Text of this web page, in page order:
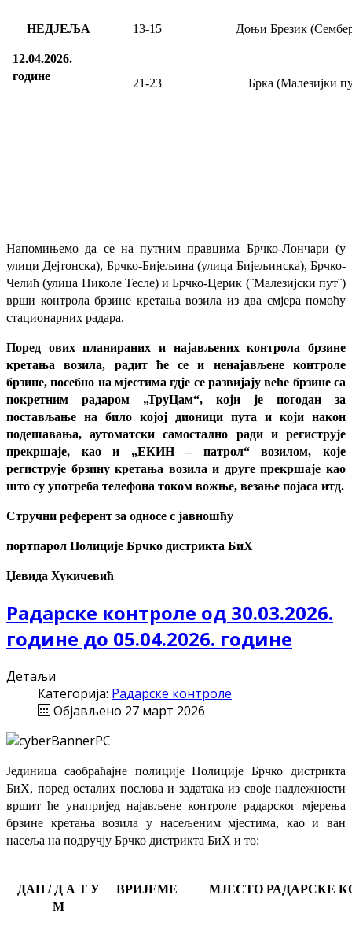
НЕДЈЕЉА
12.04.2026.
године
13-15 Доњи Брезик
21-23 Брка (Малезијки
Напомињемо да се на путним правцима Брчко-Лончари (у
улици Дејтонска), Брчко-Бијељина (улица Бијељинска), Брчко-
Челић (улица Николе Тесле) и Брчко-Церик (¨Малезијски пут¨)
врши контрола брзине кретања возила из два смјера помоћу
стационарних радара.
Поред ових планираних и најављених контрола брзине
кретања возила, радит ће се и ненајављене контроле
брзине, посебно на мјестима гдје се развијају веће брзине са
покретним радаром „ТруЦам“, који је погодан за
постављање на било којој дионици пута и који након
подешавања, аутоматски самостално ради и региструје
прекршаје, као и „ЕКИН – патрол“ возилом, које
региструје брзину кретања возила и друге прекршаје као
што су употреба телефона током вожње, везање појаса итд.
Стручни референт за односе с јавношћу
портпарол Полиције Брчко дистрикта БиХ
Џевида Хукичевић
Радарске контроле од 30.03.2026.
године до 05.04.2026. године
Детаљи
Категорија: Радарске контроле
Објављено 27 март 2026
Јединица саобраћајне полиције Полиције Брчко дистрикта
БиХ, поред осталих послова и задатака из своје надлежности
вршит ће унапријед најављене контроле радарског мјерења
брзине кретања возила у насељеним мјестима, као и ван
насеља на подручју Брчко дистрикта БиХ и то:
ДАН / Д А Т У
М
ВРИЈЕМЕ МЈЕСТО РАДАРСКЕ